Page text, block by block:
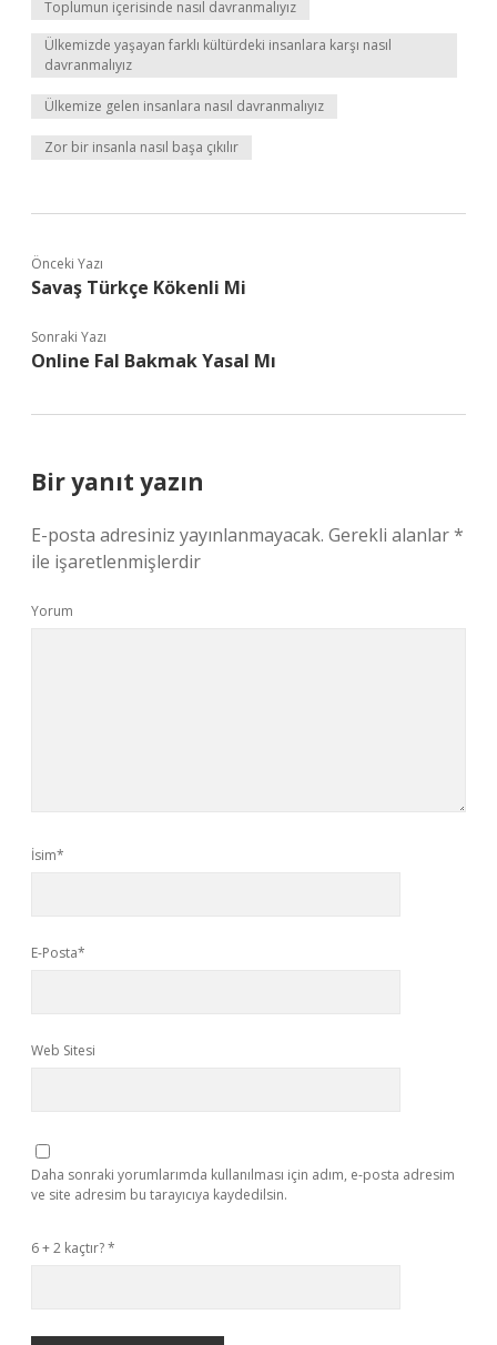
Toplumun içerisinde nasıl davranmalıyız
Ülkemizde yaşayan farklı kültürdeki insanlara karşı nasıl
davranmalıyız
Ülkemize gelen insanlara nasıl davranmalıyız
Zor bir insanla nasıl başa çıkılır
Önceki Yazı
Savaş Türkçe Kökenli Mi
Sonraki Yazı
Online Fal Bakmak Yasal Mı
Bir yanıt yazın
E-posta adresiniz yayınlanmayacak. Gerekli alanlar*
ile işaretlenmişlerdir
Yorum
İsim*
E-Posta*
Web Sitesi
Daha sonraki yorumlarımda kullanılması için adım, e-posta adresim
ve site adresim bu tarayıcıya kaydedilsin.
6 + 2 kaçtır?*